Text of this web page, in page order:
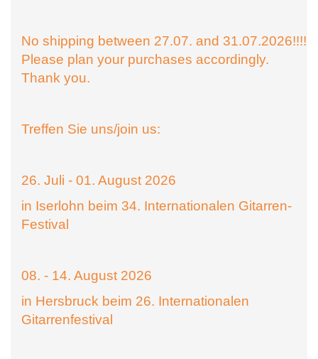
No shipping between 27.07. and 31.07.2026!!!!
Please plan your purchases accordingly.
Thank you.
Treffen Sie uns/join us:
26. Juli - 01. August 2026
in Iserlohn beim 34. Internationalen Gitarren-
Festival
08. - 14. August 2026
in Hersbruck beim 26. Internationalen
Gitarrenfestival